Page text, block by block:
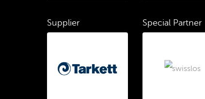
Supplier Special Partner